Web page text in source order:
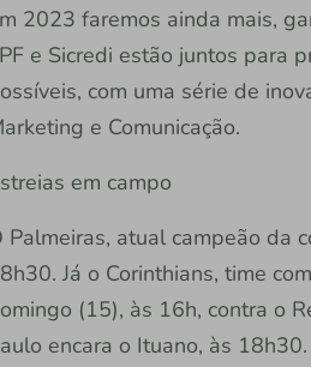
2023 faremos ainda mais,
e Sicredi estão juntos para
com uma série de
e Comunicação.
em campo
Palmeiras, atual campeão da
Já o Corinthians, time
(15), às 16h, contra o
encara o Ituano, às 18h30.